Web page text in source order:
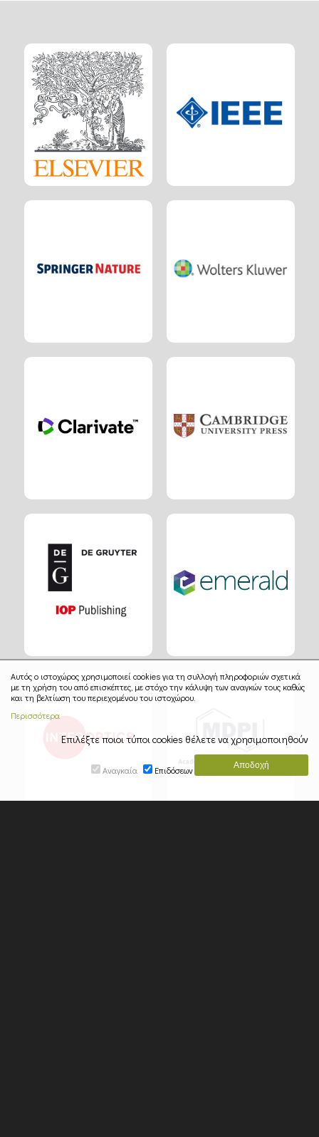
Αυτός ο ιστοχώρος χρησιμοποιεί cookies για τη συλλογή πληροφοριών σχετικά
με τη χρήση του από επισκέπτες, με στόχο την κάλυψη των αναγκών τους καθώς
και τη βελτίωση του περιεχομένου του ιστοχώρου.
Περισσότερα
Επιλέξτε ποιοι τύποι cookies θέλετε να χρησιμοποιηθούν
Αναγκαία Επιδόσεων